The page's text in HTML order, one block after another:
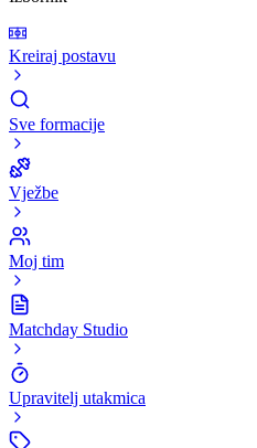
Kreiraj postavu
Sve formacije
Vježbe
Moj tim
Matchday Studio
Upravitelj utakmica